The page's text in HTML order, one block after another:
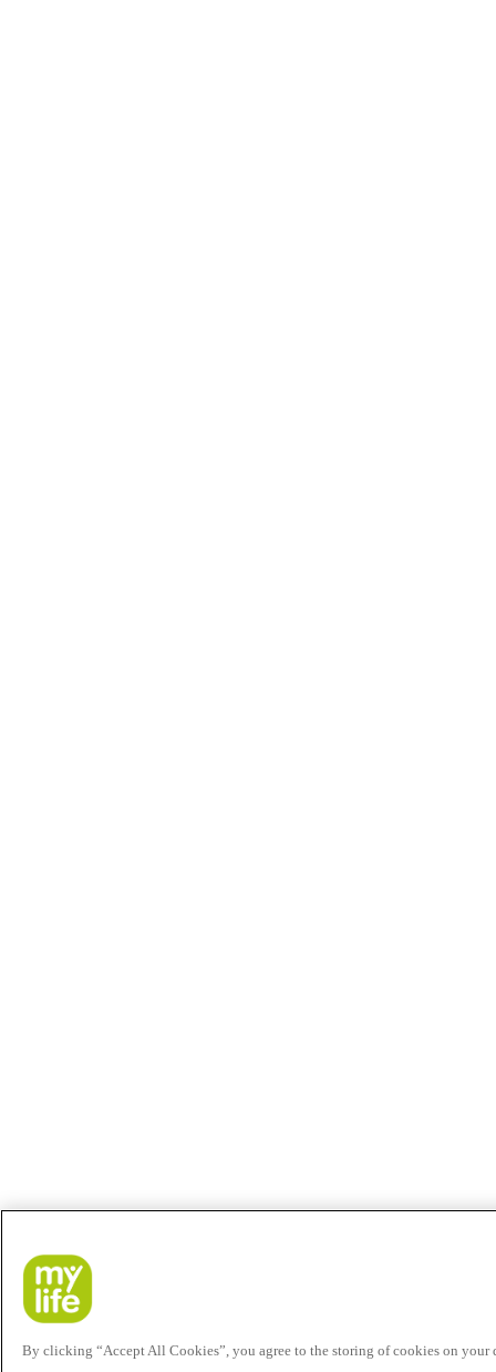
By clicking “Accept All Cookies”, you agree to the storing of cookies on your